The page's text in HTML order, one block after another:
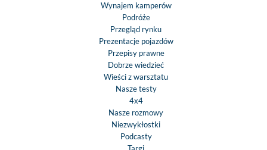
Wynajem kamperów
Podróże
Przegląd rynku
Prezentacje pojazdów
Przepisy prawne
Dobrze wiedzieć
Wieści z warsztatu
Nasze testy
4x4
Nasze rozmowy
Niezwykłostki
Podcasty